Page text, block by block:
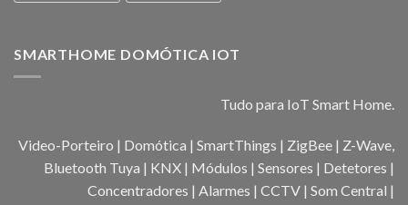
SMARTHOME DOMÓTICA IOT
Tudo para IoT Smart Home.
Video-Porteiro | Domótica | SmartThings | ZigBee | Z-Wave,
Bluetooth Tuya | KNX | Módulos | Sensores | Detetores |
Concentradores | Alarmes | CCTV | Som Central |